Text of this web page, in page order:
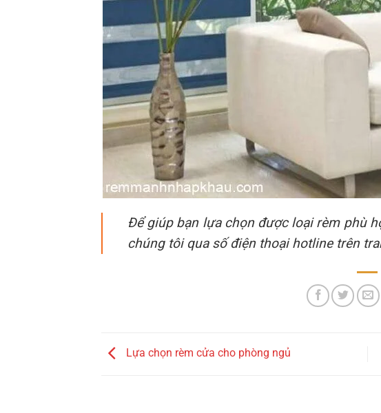
Để giúp bạn lựa chọn được loại rèm phù
chúng tôi qua số điện thoại hotline trên
Lựa chọn rèm cửa cho phòng ngủ